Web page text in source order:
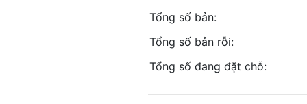
Tổng số bản:
Tổng số bản rỗi:
Tổng số đang đặt chỗ: